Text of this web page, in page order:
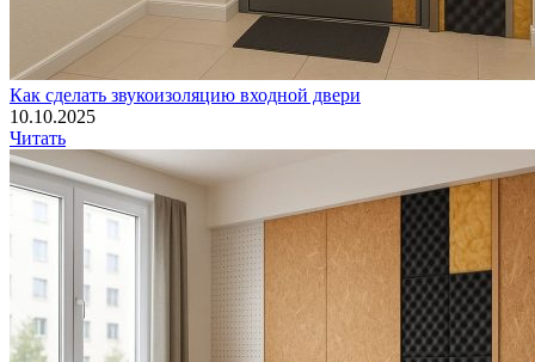
Как сделать звукоизоляцию входной двери
10.10.2025
Читать